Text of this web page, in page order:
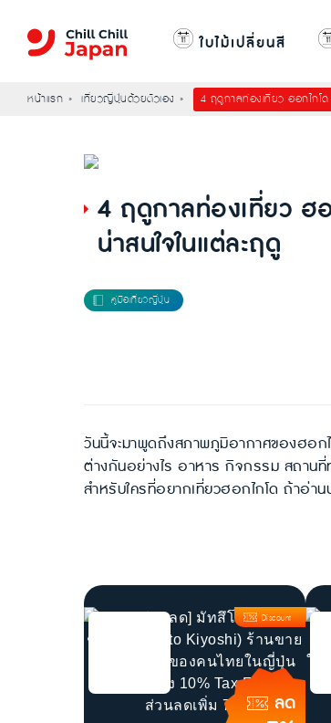
ใบไม้เปลี่ยนสี
หน้าแรก เที่ยวญี่ปุ่นด้วยตัวเอง 4 ฤดูกาลท่องเที่ยว ฮอกไกโ
4 ฤดูกาลท่องเที่ยว ฮ
น่าสนใจในแต่ละฤดู
วันนี้จะมาพูดถึงสภาพภูมิอากาศของฮอก
ต่างกันอย่างไร อาหาร กิจกรรม สถานที่
สำหรับใครที่อยากเที่ยวฮอกไกโด ถ้าอ่าน
ลด
Discount